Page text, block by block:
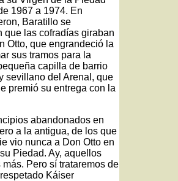
1967 a 1974. En
Baratillo se
que las cofradías giraban
Otto, que engrandeció la
sus tramos para la
capilla de barrio
sevillano del Arenal, que
premió su entrega con la
abandonados en
a la antigua, de los que
vio nunca a Don Otto en
Piedad. Ay, aquellos
Pero sí trataremos de
Káiser